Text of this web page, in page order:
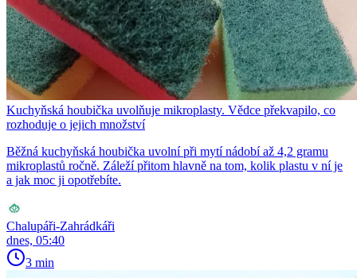
Kuchyňská houbička uvolňuje mikroplasty. Vědce překvapilo, co
rozhoduje o jejich množství
Běžná kuchyňská houbička uvolní při mytí nádobí až 4,2 gramu
mikroplastů ročně. Záleží přitom hlavně na tom, kolik plastu v ní je
a jak moc ji opotřebíte.
Chalupáři-Zahrádkáři
dnes, 05:40
3 min